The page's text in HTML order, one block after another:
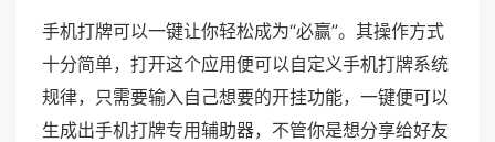
手机打牌可以一键让你轻松成为“必赢”。其操作方式
十分简单，打开这个应用便可以自定义手机打牌系统
规律，只需要输入自己想要的开挂功能，一键便可以
生成出手机打牌专用辅助器，不管你是想分享给好友